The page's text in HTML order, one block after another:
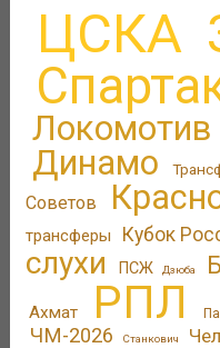
ЦСКА
Локомотив
Динамо
Советов
трансферы
Кубок
слухи
ПСЖ Дзюба
Ахмат РПЛ
ЧМ-2026 Станкович